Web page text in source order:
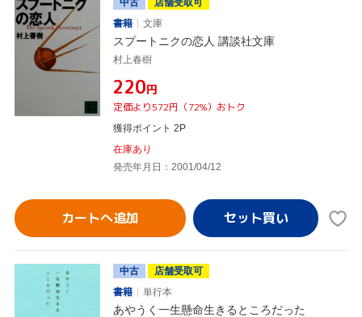
中古
店舗受取可
書籍
文庫
スプートニクの恋人 講談社文庫
村上春樹
¥220円
定価より572円（72%）おトク
獲得ポイント 2P
在庫あり
発売年月日：2001/04/12
カートへ追加
中古
店舗受取可
書籍
単行本
あやうく一生懸命生きるところだった